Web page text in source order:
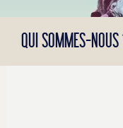
QUI SOMMES-